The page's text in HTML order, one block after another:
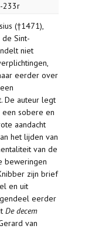
233r
(†1471),
de Sint-
niet
eerder over
De auteur legt
sobere en
aandacht
het lijden van
van de
beweringen
zijn brief
en uit
eerder
De decem
van